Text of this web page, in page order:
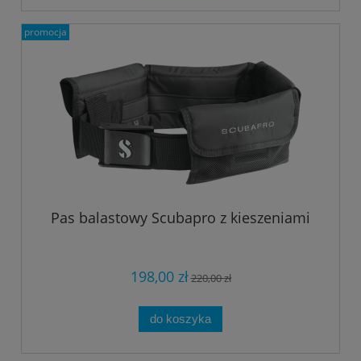
Pas balastowy Scubapro z kieszeniami
198,00 zł220,00 zł
do koszyka
promocja